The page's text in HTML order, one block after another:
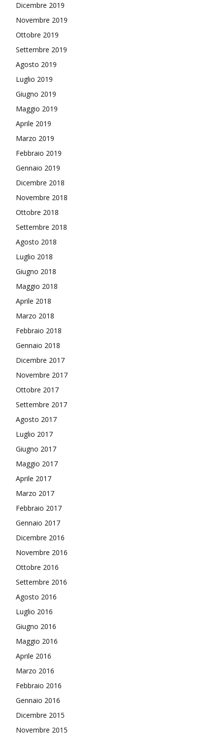
Dicembre 2019
Novembre 2019
Ottobre 2019
Settembre 2019
Agosto 2019
Luglio 2019
Giugno 2019
Maggio 2019
Aprile 2019
Marzo 2019
Febbraio 2019
Gennaio 2019
Dicembre 2018
Novembre 2018
Ottobre 2018
Settembre 2018
Agosto 2018
Luglio 2018
Giugno 2018
Maggio 2018
Aprile 2018
Marzo 2018
Febbraio 2018
Gennaio 2018
Dicembre 2017
Novembre 2017
Ottobre 2017
Settembre 2017
Agosto 2017
Luglio 2017
Giugno 2017
Maggio 2017
Aprile 2017
Marzo 2017
Febbraio 2017
Gennaio 2017
Dicembre 2016
Novembre 2016
Ottobre 2016
Settembre 2016
Agosto 2016
Luglio 2016
Giugno 2016
Maggio 2016
Aprile 2016
Marzo 2016
Febbraio 2016
Gennaio 2016
Dicembre 2015
Novembre 2015